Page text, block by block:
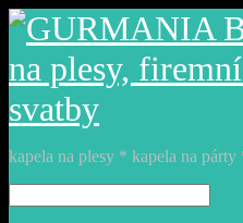
kapela na plesy * kapela na